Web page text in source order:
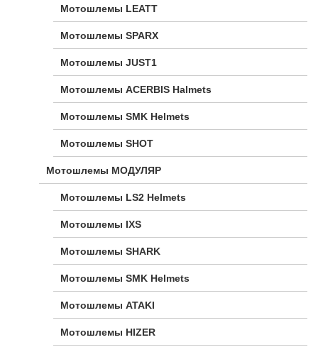
Мотошлемы LEATT
Мотошлемы SPARX
Мотошлемы JUST1
Мотошлемы ACERBIS Halmets
Мотошлемы SMK Helmets
Мотошлемы SHOT
Мотошлемы МОДУЛЯР
Мотошлемы LS2 Helmets
Мотошлемы IXS
Мотошлемы SHARK
Мотошлемы SMK Helmets
Мотошлемы ATAKI
Мотошлемы HIZER